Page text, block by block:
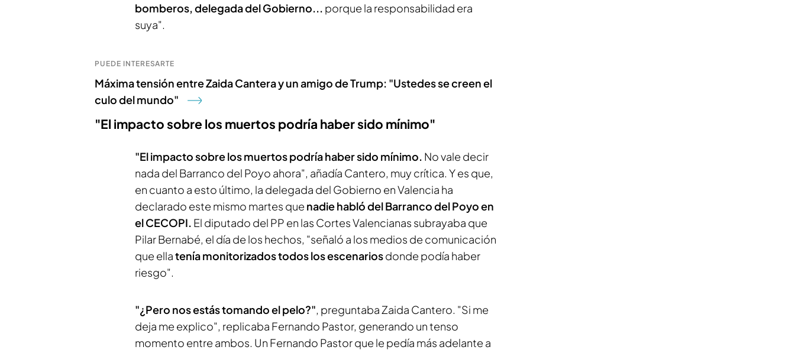
bomberos, delegada del Gobierno... porque la responsabilidad era
suya".
PUEDE INTERESARTE
Máxima tensión entre Zaida Cantera y un amigo de Trump: "Ustedes se creen el
culo del mundo"
"El impacto sobre los muertos podría haber sido mínimo"
"El impacto sobre los muertos podría haber sido mínimo. No vale decir
nada del Barranco del Poyo ahora", añadía Cantero, muy crítica. Y es que,
en cuanto a esto último, la delegada del Gobierno en Valencia ha
declarado este mismo martes que nadie habló del Barranco del Poyo en
el CECOPI. El diputado del PP en las Cortes Valencianas subrayaba que
Pilar Bernabé, el día de los hechos, "señaló a los medios de comunicación
que ellatenía monitorizados todos los escenariosdonde podía haber
riesgo".
"¿Pero nos estás tomando el pelo?", preguntaba Zaida Cantero. "Si me
deja me explico", replicaba Fernando Pastor, generando un tenso
momento entre ambos. Un Fernando Pastor que le pedía más adelante a